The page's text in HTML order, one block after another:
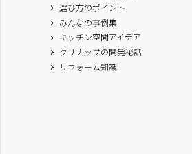
選び方のポイント
みんなの事例集
キッチン空間アイデア
クリナップの開発秘話
リフォーム知識